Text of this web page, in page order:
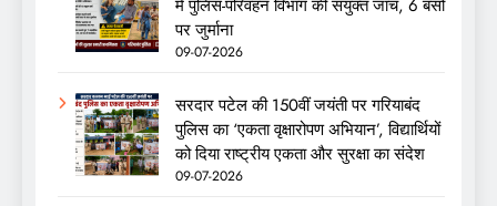
में पुलिस-परिवहन विभाग की संयुक्त जांच, 6 बसों
पर जुर्माना
09-07-2026
सरदार पटेल की 150वीं जयंती पर गरियाबंद
पुलिस का ‘एकता वृक्षारोपण अभियान’, विद्यार्थियों
को दिया राष्ट्रीय एकता और सुरक्षा का संदेश
09-07-2026